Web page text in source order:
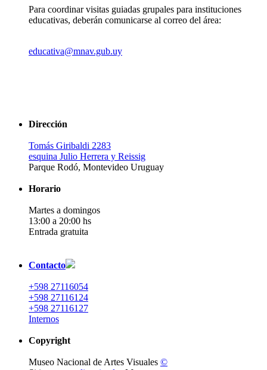
Para coordinar visitas guiadas grupales para instituciones
educativas, deberán comunicarse al correo del área:
educativa@mnav.gub.uy
Dirección
Tomás Giribaldi 2283
esquina Julio Herrera y Reissig
Parque Rodó, Montevideo Uruguay
Horario
Martes a domingos
13:00 a 20:00 hs
Entrada gratuita
Contacto
+598 27116054
+598 27116124
+598 27116127
Internos
Copyright
Museo Nacional de Artes Visuales ©